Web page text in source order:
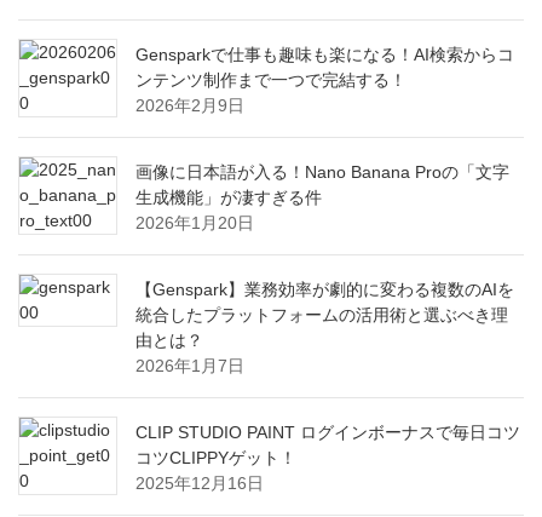
Gensparkで仕事も趣味も楽になる！AI検索からコ
ンテンツ制作まで一つで完結する！
2026年2月9日
画像に日本語が入る！Nano Banana Proの「文字
生成機能」が凄すぎる件
2026年1月20日
【Genspark】業務効率が劇的に変わる複数のAIを
統合したプラットフォームの活用術と選ぶべき理
由とは？
2026年1月7日
CLIP STUDIO PAINT ログインボーナスで毎日コツ
コツCLIPPYゲット！
2025年12月16日